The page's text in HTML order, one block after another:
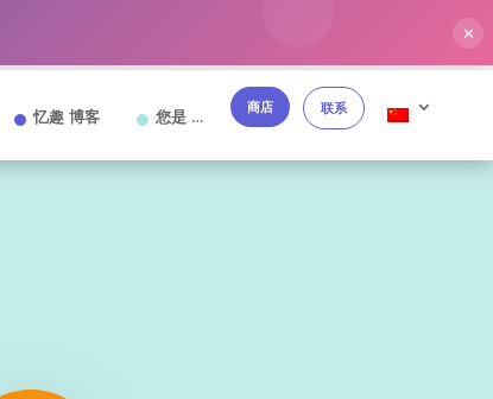
✕
忆趣 博客 您是 … 商店 联系